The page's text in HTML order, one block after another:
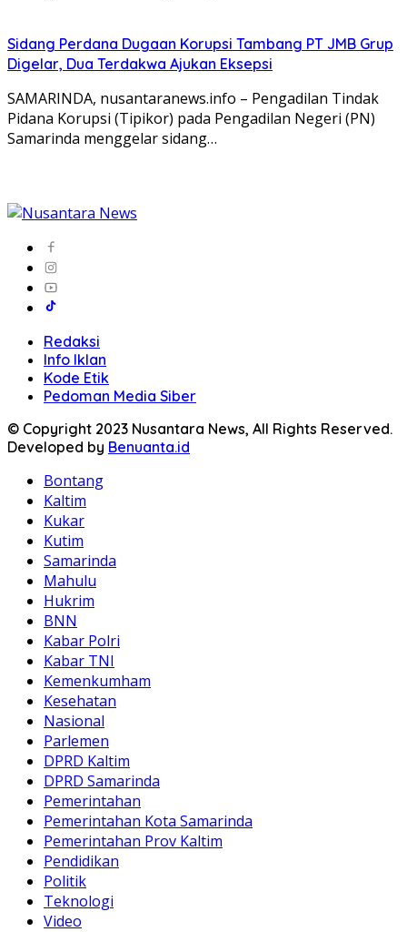
Sidang Perdana Dugaan Korupsi Tambang PT JMB Grup
Digelar, Dua Terdakwa Ajukan Eksepsi
SAMARINDA, nusantaranews.info – Pengadilan Tindak
Pidana Korupsi (Tipikor) pada Pengadilan Negeri (PN)
Samarinda menggelar sidang…
Redaksi
Info Iklan
Kode Etik
Pedoman Media Siber
© Copyright 2023 Nusantara News, All Rights Reserved.
Developed by Benuanta.id
Bontang
Kaltim
Kukar
Kutim
Samarinda
Mahulu
Hukrim
BNN
Kabar Polri
Kabar TNI
Kemenkumham
Kesehatan
Nasional
Parlemen
DPRD Kaltim
DPRD Samarinda
Pemerintahan
Pemerintahan Kota Samarinda
Pemerintahan Prov Kaltim
Pendidikan
Politik
Teknologi
Video